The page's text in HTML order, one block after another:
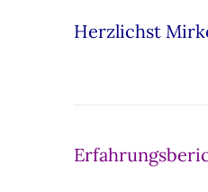
Herzlichst